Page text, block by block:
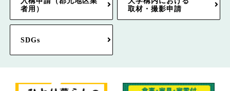
者用）
取材・撮影申請
SDGs